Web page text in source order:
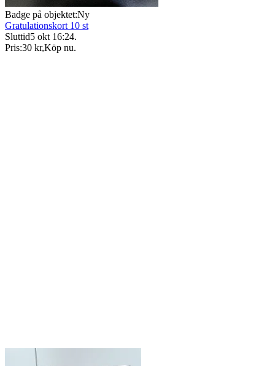
Badge på objektet:Ny
Gratulationskort 10 st
Sluttid5 okt 16:24.
Pris:30 kr,Köp nu.